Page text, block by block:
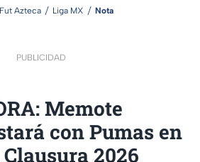
Fut Azteca Liga MX Nota
PUBLICIDAD
Memote
con Pumas en
2026